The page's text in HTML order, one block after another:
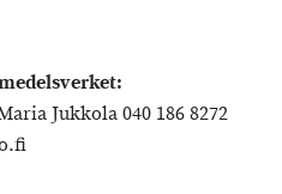
Jukkola 040 186 8272